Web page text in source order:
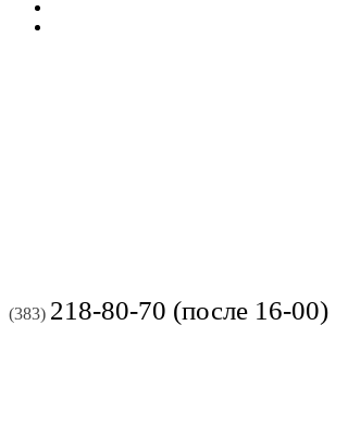
(383) 218-80-70 (после 16-00)